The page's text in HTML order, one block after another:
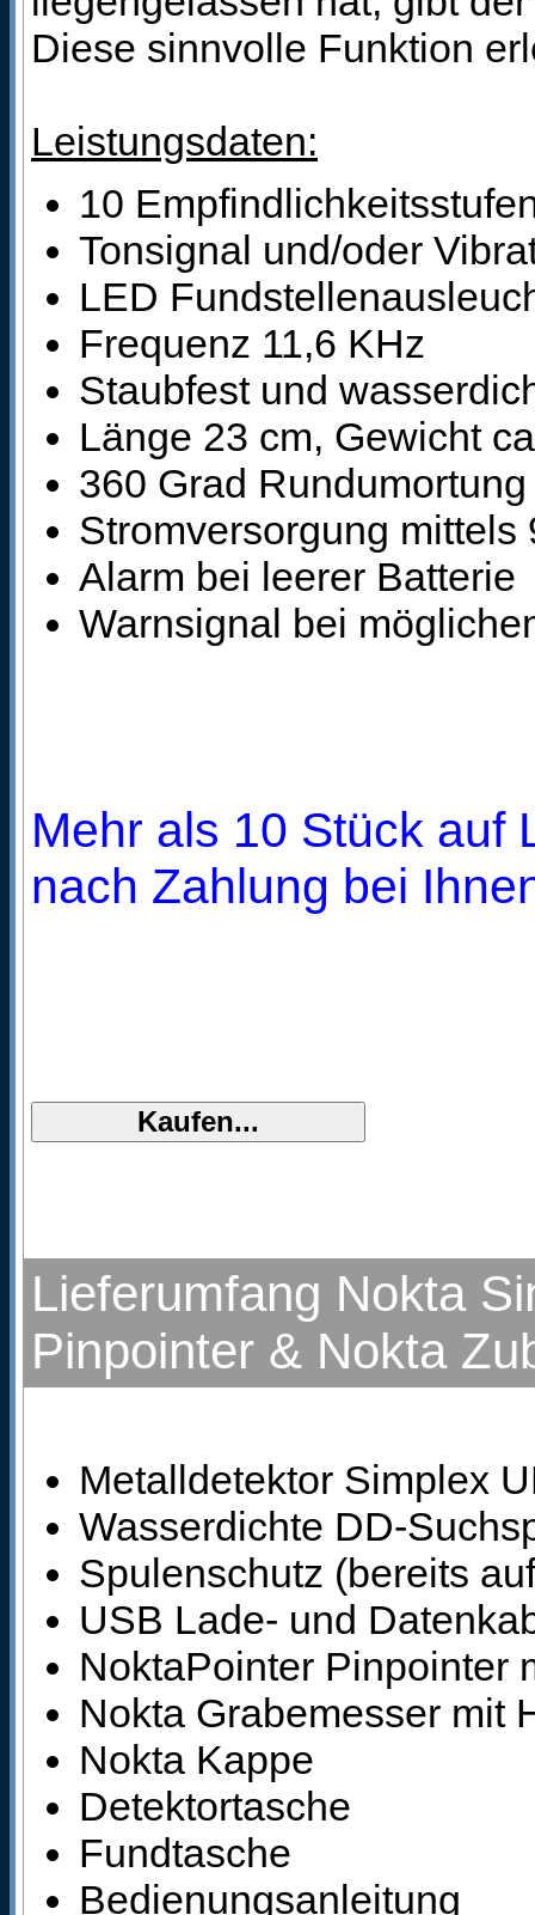
Diese sinnvolle Funktion
Leistungsdaten:
10
Tonsignal und/oder
LED
Frequenz 11,6 KHz
Staubfest und
Länge 23 cm, Gewicht
360 Grad Rundumortung
Stromversorgung
Alarm bei leerer Batterie
Warnsignal bei
Mehr als 10 Stück auf
nach Zahlung bei
Lieferumfang Nokta
Pinpointer & Nokta
Metalldetektor Simplex
Wasserdichte DD-
Spulenschutz (bereits
USB Lade- und
NoktaPointer Pinpointer
Nokta Grabemesser mit
Nokta Kappe
Detektortasche
Fundtasche
Bedienungsanleitung